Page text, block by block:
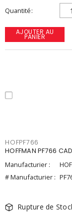
Quantité
AJOUTER AU
PANIER
HOFPF766
HOFFMAN PF766
Manufacturier :
# Manufacturier :
Rupture de